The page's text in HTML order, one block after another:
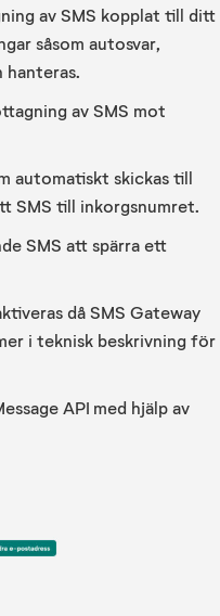
av SMS kopplat till ditt
såsom autosvar,
av SMS mot
automatiskt skickas till
SMS till inkorgsnumret.
SMS att spärra ett
då SMS Gateway
i teknisk beskrivning för
API med hjälp av